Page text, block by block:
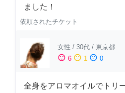
ました！
依頼されたチケット
女性 / 30代 / 東京都
sentiment_satisfied 6 sentiment_neutral 1 sentiment_dissatisfied 0
全身をアロマオイルでトリ